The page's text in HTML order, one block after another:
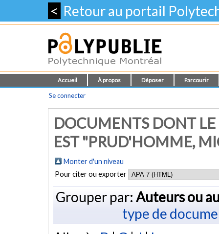
< Retour au portail
Accueil À propos Déposer Parcourir
Se connecter
DOCUMENTS DONT
EST "PRUD'HOMME,
Monter d'un niveau
Pour citer ou exporter
Grouper par: Auteurs ou
type de